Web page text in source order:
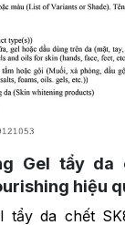
Gel tẩy da
hiệu
tẩy da chết